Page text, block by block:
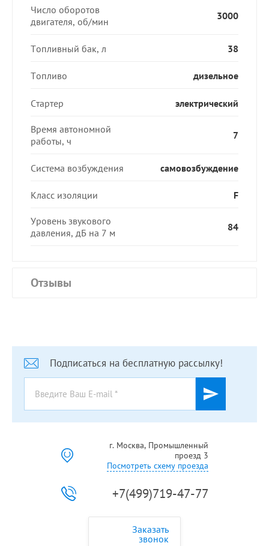
Число оборотов
двигателя, об/мин
3000
Топливный бак, л 38
Топливо дизельное
Стартер электрический
Время автономной
работы, ч
7
Система возбуждения самовозбуждение
Класс изоляции F
Уровень звукового
давления, дБ на 7 м
84
Отзывы
Подписаться на бесплатную рассылку!
г. Москва, Промышленный
проезд 3
Посмотреть схему проезда
+7(499)719-47-77
Заказать
звонок